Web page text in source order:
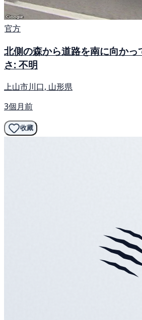
官方
北側の森から道路を南に向かっ
さ: 不明
上山市川口, 山形県
3個月前
收藏